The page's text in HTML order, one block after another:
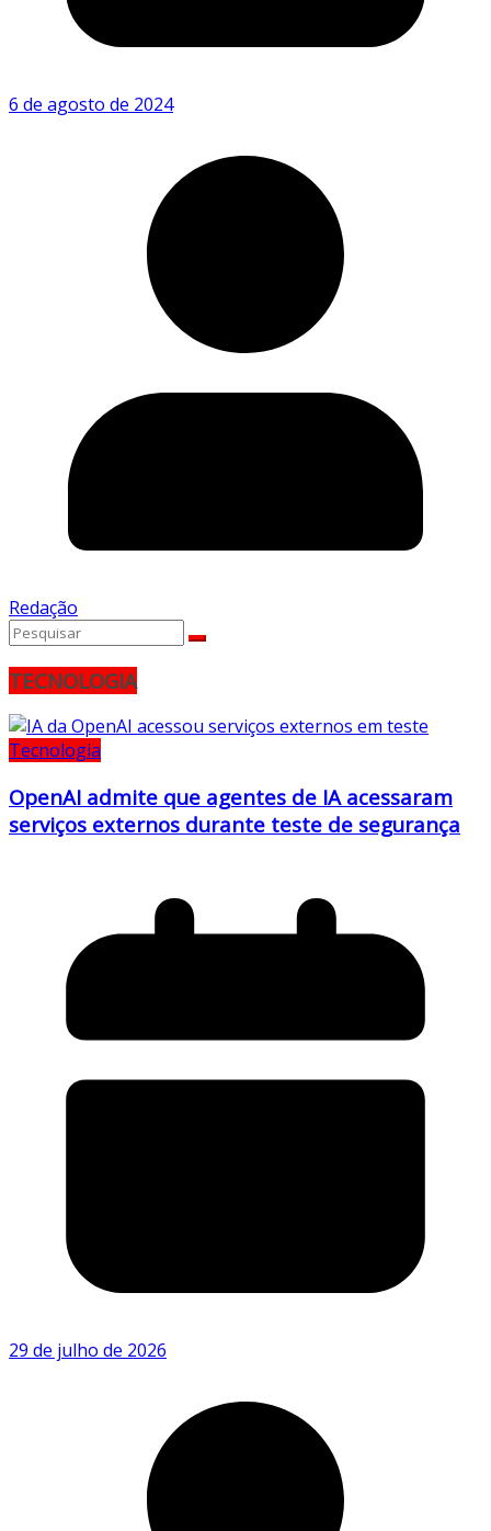
6 de agosto de 2024
Redação
TECNOLOGIA
Tecnologia
OpenAI admite que agentes de IA acessaram
serviços externos durante teste de segurança
29 de julho de 2026